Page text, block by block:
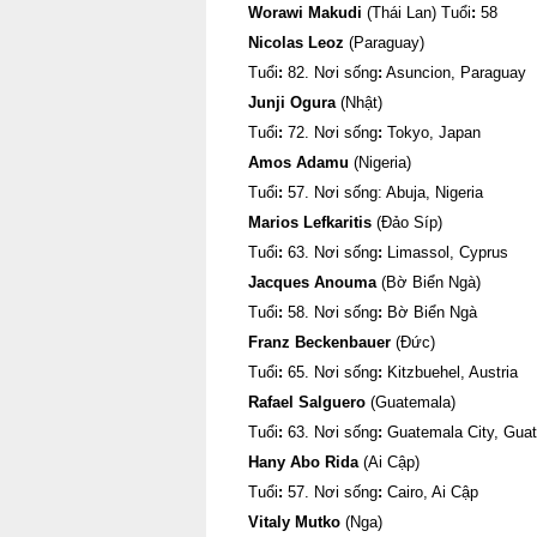
Worawi Makudi (Thái Lan) Tuổi: 58
Nicolas Leoz (Paraguay)
Tuổi: 82. Nơi sống: Asuncion, Paraguay
Junji Ogura(Nhật)
Tuổi: 72. Nơi sống: Tokyo, Japan
Amos Adamu (Nigeria)
Tuổi: 57. Nơi sống: Abuja, Nigeria
Marios Lefkaritis (Đảo Síp)
Tuổi: 63. Nơi sống: Limassol, Cyprus
Jacques Anouma(Bờ Biển Ngà)
Tuổi: 58. Nơi sống: Bờ Biển Ngà
Franz Beckenbauer (Đức)
Tuổi: 65. Nơi sống: Kitzbuehel, Austria
Rafael Salguero (Guatemala)
Tuổi: 63. Nơi sống: Guatemala City,
Hany Abo Rida(Ai Cập)
Tuổi: 57. Nơi sống: Cairo, Ai Cập
Vitaly Mutko (Nga)